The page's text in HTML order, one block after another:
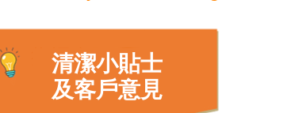
清潔小貼士
及客戶意見